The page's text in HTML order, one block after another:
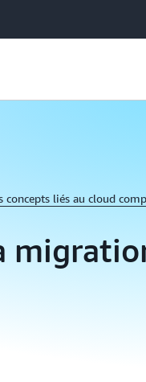
concepts liés au cloud